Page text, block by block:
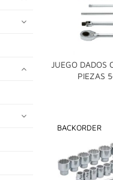
JUEGO DADOS
PIEZAS

BACKORDER